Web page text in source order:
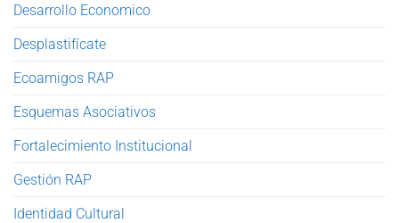
Desarrollo Economico
Desplastifícate
Ecoamigos RAP
Esquemas Asociativos
Fortalecimiento Institucional
Gestión RAP
Identidad Cultural